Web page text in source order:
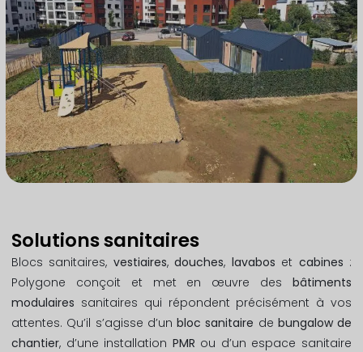
Solutions sanitaires
Blocs sanitaires, vestiaires,douches, lavabos et cabines :
Polygone conçoit et met en œuvre des bâtiments
modulaires sanitaires qui répondent précisément à vos
attentes. Qu’il s’agisse d’un bloc sanitaire de bungalow de
chantier, d’une installation PMR ou d’un espace sanitaire